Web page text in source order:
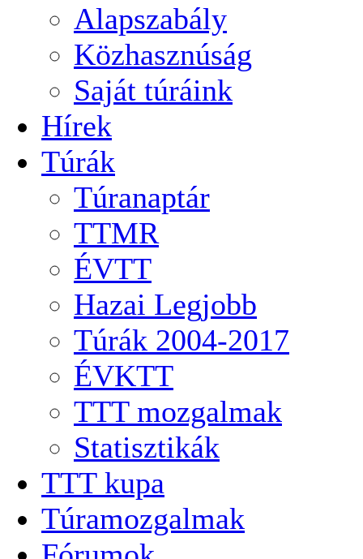
Alapszabály
Közhasznúság
Saját túráink
Hírek
Túrák
Túranaptár
TTMR
ÉVTT
Hazai Legjobb
Túrák 2004-2017
ÉVKTT
TTT mozgalmak
Statisztikák
TTT kupa
Túramozgalmak